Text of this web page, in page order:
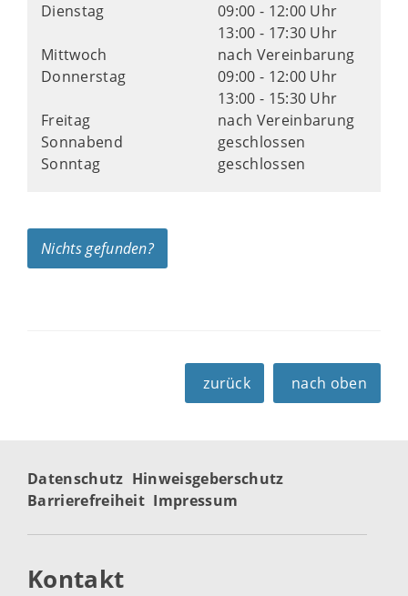
Dienstag
09:00 - 12:00 Uhr
13:00 - 17:30 Uhr
Mittwoch
nach Vereinbarung
Donnerstag
09:00 - 12:00 Uhr
13:00 - 15:30 Uhr
Freitag
nach Vereinbarung
Sonnabend
geschlossen
Sonntag
geschlossen
Nichts gefunden?
zurück nach oben
Datenschutz Hinweisgeberschutz
Barrierefreiheit Impressum
Kontakt